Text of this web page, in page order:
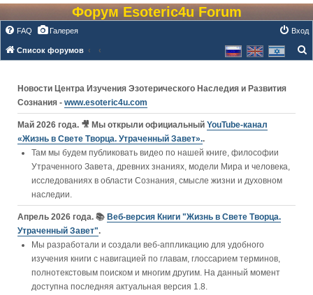
Форум Esoteric4u Forum
FAQ Галерея Вход
Список форумов
Новости Центра Изучения Эзотерического Наследия и Развития
Сознания - www.esoteric4u.com
Май 2026 года. 🎥 Мы открыли официальный YouTube‑канал
«Жизнь в Свете Творца. Утраченный Завет»..
Там мы будем публиковать видео по нашей книге, философии
Утраченного Завета, древних знаниях, модели Мира и человека,
исследованиях в области Сознания, смысле жизни и духовном
наследии.
Апрель 2026 года. 📚 Веб-версия Книги "Жизнь в Свете Творца.
Утраченный Завет".
Мы разработали и создали веб-аппликацию для удобного
изучения книги c навигацией по главам, глоссарием терминов,
полнотекстовым поиском и многим другим. На данный момент
доступна последняя актуальная версия 1.8.